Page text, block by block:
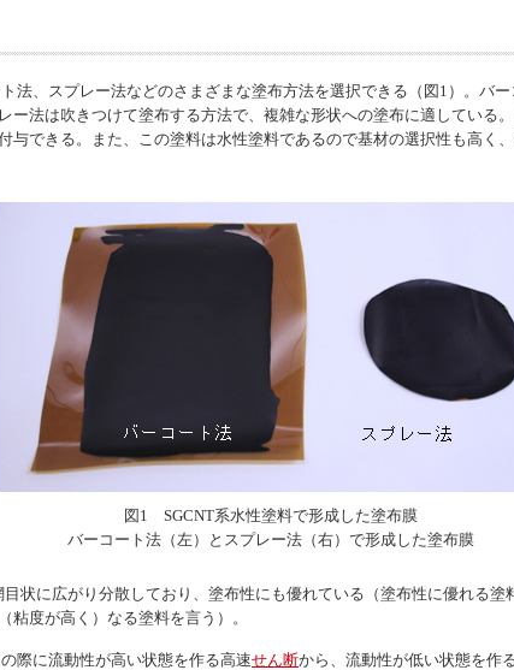
法、スプレー法などのさまざまな塗布方法を選択できる（図1）。バ
ー法は吹きつけて塗布する方法で、複雑な形状への塗布に適している
与できる。また、この塗料は水性塗料であるので基材の選択性も高く
図1 SGCNT系水性塗料で形成した塗布膜
バーコート法（左）とスプレー法（右）で形成した塗布膜
状に広がり分散しており、塗布性にも優れている（塗布性に優れる
度が高く）なる塗料を言う）。
際に流動性が高い状態を作る高速せん断から、流動性が低い状態を作